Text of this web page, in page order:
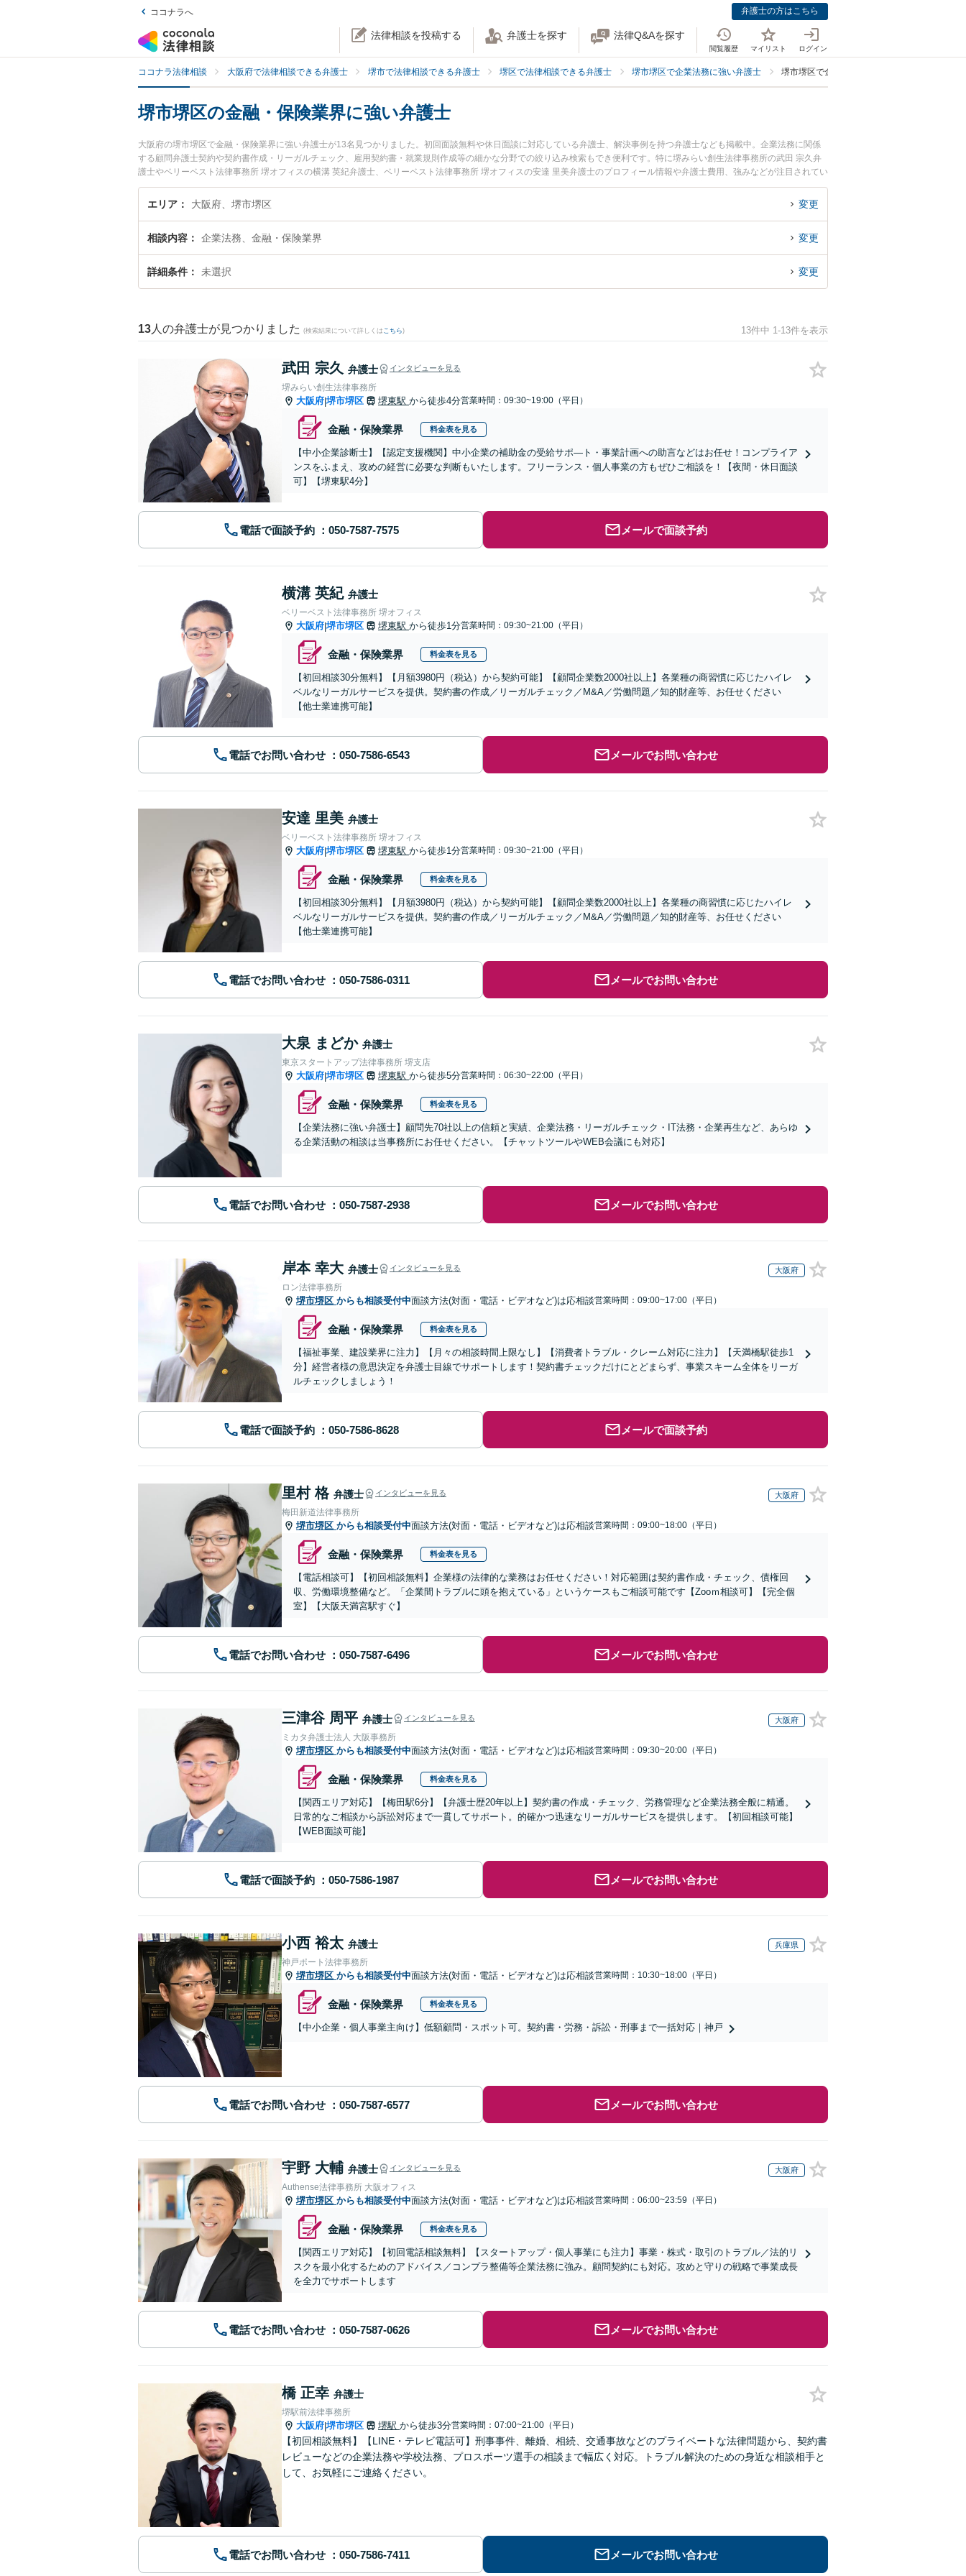
ココナラへ 弁護士の方はこちら
法律相談を投稿する 弁護士を探す 法律Q&Aを探す
閲覧履歴 マイリスト ログイン
ココナラ法律相談 大阪府で法律相談できる弁護士 堺市で法律相談できる弁護士 堺区で法律相談できる弁護士 堺市堺区で企業法務に強い弁護士 堺市堺区で金融・保険業界に強い弁護士
堺市堺区の金融・保険業界に強い弁護士
大阪府の堺市堺区で金融・保険業界に強い弁護士が13名見つかりました。初回面談無料や休日面談に対応している弁護士、解決事例を持つ弁護士なども掲載中。企業法務に関係
する顧問弁護士契約や契約書作成・リーガルチェック、雇用契約書・就業規則作成等の細かな分野での絞り込み検索もでき便利です。特に堺みらい創生法律事務所の武田 宗久弁
護士やベリーベスト法律事務所 堺オフィスの横溝 英紀弁護士、ベリーベスト法律事務所 堺オフィスの安達 里美弁護士のプロフィール情報や弁護士費用、強みなどが注目されてい
ます。『堺市堺区で土日や夜間に発生した金融・保険業界のトラブルを今すぐに弁護士に相談したい』『金融・保険業界のトラブル解決の実績豊富な近くの弁護士を検索したい』
『初回相談無料で金融・保険業界を法律相談できる堺市堺区内の弁護士に相談予約したい』などでお困りの相談者さんにおすすめです。
エリア 大阪府、堺市堺区 変更
相談内容 企業法務、金融・保険業界 変更
詳細条件 未選択 変更
13 人の弁護士が見つかりました (検索結果について詳しくは こちら) 13件中 1-13件を表示
武田 宗久 弁護士 インタビューを見る
堺みらい創生法律事務所
大阪府|堺市堺区 堺東駅 から徒歩4分営業時間：09:30~19:00（平日）
金融・保険業界 料金表を見る
【中小企業診断士】【認定支援機関】中小企業の補助金の受給サポ―ト・事業計画への助言などはお任せ！コンプライア
ンスをふまえ、攻めの経営に必要な判断もいたします。フリーランス・個人事業の方もぜひご相談を！【夜間・休日面談
可】【堺東駅4分】
電話で面談予約 メールで面談予約
横溝 英紀 弁護士
ベリーベスト法律事務所 堺オフィス
大阪府|堺市堺区 堺東駅 から徒歩1分営業時間：09:30~21:00（平日）
金融・保険業界 料金表を見る
【初回相談30分無料】【月額3980円（税込）から契約可能】【顧問企業数2000社以上】各業種の商習慣に応じたハイレ
ベルなリーガルサービスを提供。契約書の作成／リーガルチェック／M&A／労働問題／知的財産等、お任せください
【他士業連携可能】
電話でお問い合わせ メールでお問い合わせ
安達 里美 弁護士
ベリーベスト法律事務所 堺オフィス
大阪府|堺市堺区 堺東駅 から徒歩1分営業時間：09:30~21:00（平日）
金融・保険業界 料金表を見る
【初回相談30分無料】【月額3980円（税込）から契約可能】【顧問企業数2000社以上】各業種の商習慣に応じたハイレ
ベルなリーガルサービスを提供。契約書の作成／リーガルチェック／M&A／労働問題／知的財産等、お任せください
【他士業連携可能】
電話でお問い合わせ メールでお問い合わせ
大泉 まどか 弁護士
東京スタートアップ法律事務所 堺支店
大阪府|堺市堺区 堺東駅 から徒歩5分営業時間：06:30~22:00（平日）
金融・保険業界 料金表を見る
【企業法務に強い弁護士】顧問先70社以上の信頼と実績、企業法務・リーガルチェック・IT法務・企業再生など、あらゆ
る企業活動の相談は当事務所にお任せください。【チャットツールやWEB会議にも対応】
電話でお問い合わせ メールでお問い合わせ
岸本 幸大 弁護士 インタビューを見る 大阪府
ロン法律事務所
堺市堺区 からも相談受付中面談方法(対面・電話・ビデオなど)は応相談営業時間：09:00~17:00（平日）
金融・保険業界 料金表を見る
【福祉事業、建設業界に注力】【月々の相談時間上限なし】【消費者トラブル・クレーム対応に注力】【天満橋駅徒歩1
分】経営者様の意思決定を弁護士目線でサポートします！契約書チェックだけにとどまらず、事業スキーム全体をリーガ
ルチェックしましょう！
電話で面談予約 メールで面談予約
里村 格 弁護士 インタビューを見る 大阪府
梅田新道法律事務所
堺市堺区 からも相談受付中面談方法(対面・電話・ビデオなど)は応相談営業時間：09:00~18:00（平日）
金融・保険業界 料金表を見る
【電話相談可】【初回相談無料】企業様の法律的な業務はお任せください！対応範囲は契約書作成・チェック、債権回
収、労働環境整備など。「企業間トラブルに頭を抱えている」というケースもご相談可能です【Zooｍ相談可】【完全個
室】【大阪天満宮駅すぐ】
電話でお問い合わせ メールでお問い合わせ
三津谷 周平 弁護士 インタビューを見る 大阪府
ミカタ弁護士法人 大阪事務所
堺市堺区 からも相談受付中面談方法(対面・電話・ビデオなど)は応相談営業時間：09:30~20:00（平日）
金融・保険業界 料金表を見る
【関西エリア対応】【梅田駅6分】【弁護士歴20年以上】契約書の作成・チェック、労務管理など企業法務全般に精通。
日常的なご相談から訴訟対応まで一貫してサポート。的確かつ迅速なリーガルサービスを提供します。【初回相談可能】
【WEB面談可能】
電話で面談予約 メールでお問い合わせ
小西 裕太 弁護士 兵庫県
神戸ポート法律事務所
堺市堺区 からも相談受付中面談方法(対面・電話・ビデオなど)は応相談営業時間：10:30~18:00（平日）
金融・保険業界 料金表を見る
【中小企業・個人事業主向け】低額顧問・スポット可。契約書・労務・訴訟・刑事まで一括対応｜神戸
電話でお問い合わせ メールでお問い合わせ
宇野 大輔 弁護士 インタビューを見る 大阪府
Authense法律事務所 大阪オフィス
堺市堺区 からも相談受付中面談方法(対面・電話・ビデオなど)は応相談営業時間：06:00~23:59（平日）
金融・保険業界 料金表を見る
【関西エリア対応】【初回電話相談無料】【スタートアップ・個人事業にも注力】事業・株式・取引のトラブル／法的リ
スクを最小化するためのアドバイス／コンプラ整備等企業法務に強み。顧問契約にも対応。攻めと守りの戦略で事業成長
を全力でサポートします
電話でお問い合わせ メールでお問い合わせ
橋 正幸 弁護士
堺駅前法律事務所
大阪府|堺市堺区 堺駅 から徒歩3分営業時間：07:00~21:00（平日）
【初回相談無料】【LINE・テレビ電話可】刑事事件、離婚、相続、交通事故などのプライベートな法律問題から、契約書
レビューなどの企業法務や学校法務、プロスポーツ選手の相談まで幅広く対応。トラブル解決のための身近な相談相手と
して、お気軽にご連絡ください。
電話でお問い合わせ メールでお問い合わせ